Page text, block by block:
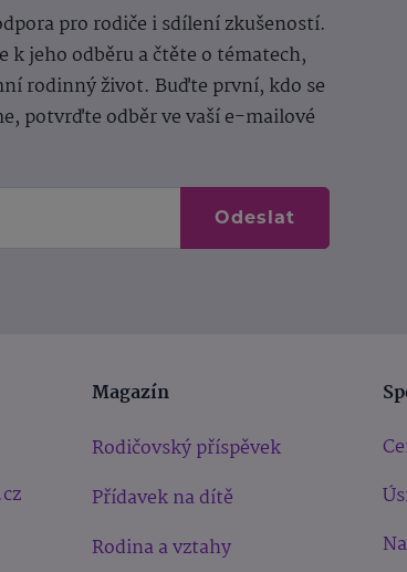
pro rodiče i sdílení zkušeností.
k jeho odběru a čtěte o tématech,
rodinný život. Buďte první, kdo se
potvrďte odběr ve vaší e-mailové
Odeslat
Magazín
Rodičovský příspěvek
Přídavek na dítě
Rodina a vztahy